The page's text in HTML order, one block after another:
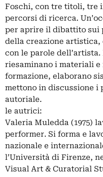
Foschi, con tre titoli, tre
percorsi di ricerca.
per aprire il dibattito sui
della creazione artistica,
con le parole
riesaminano i materiali
formazione, elaborano
mettono in discussione
autoriale.
le autrici:
Valeria Muledda (1975)
performer. Si forma e
nazionale e
l’Università di Firenze,
Visual Art & Curatorial